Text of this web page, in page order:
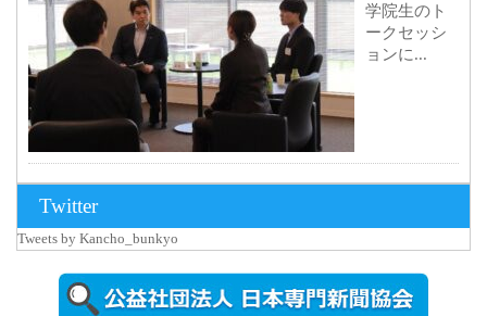
学院生のト
ークセッシ
ョンに...
ォトスポッ
ト （8...
Twitter
Tweets by Kancho_bunkyo